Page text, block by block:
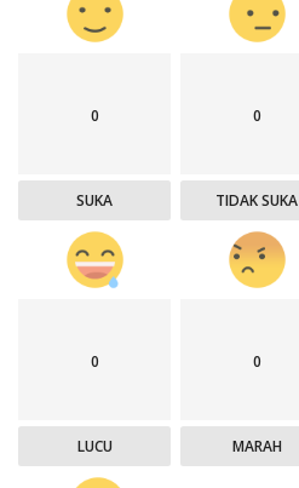
0
SUKA
0
TIDAK SUKA
0
LUCU
0
MARAH